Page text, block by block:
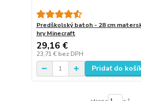
Predškolský batoh - 28 cm
hry Minecraft
29,16 €
23,71 € bez DPH
Pridať do